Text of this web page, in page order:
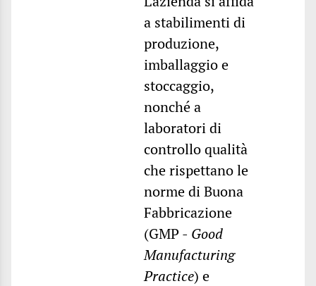
a stabilimenti di
produzione,
imballaggio e
stoccaggio,
nonché a
laboratori di
controllo qualità
che rispettano le
norme di Buona
Fabbricazione
(GMP - Good
Manufacturing
Practice) e